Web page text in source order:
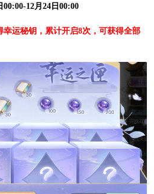
00:00-12月24日00:00
幸运秘钥，累计开启8次，可获得全部